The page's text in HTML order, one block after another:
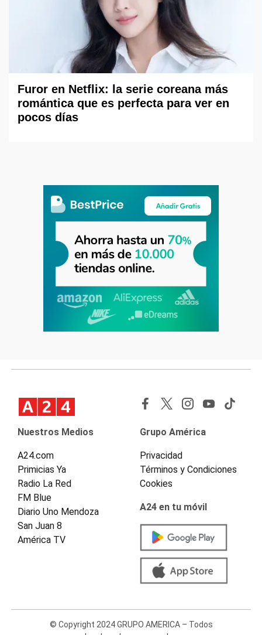
Furor en Netflix: la serie coreana más
romántica que es perfecta para ver en
pocos días
Nuestros Medios
A24.com
Primicias Ya
Radio La Red
FM Blue
Diario Uno Mendoza
San Juan 8
América TV
Grupo América
Privacidad
Términos y Condiciones
Cookies
A24 en tu móvil
© Copyright 2024 GRUPO AMERICA – Todos